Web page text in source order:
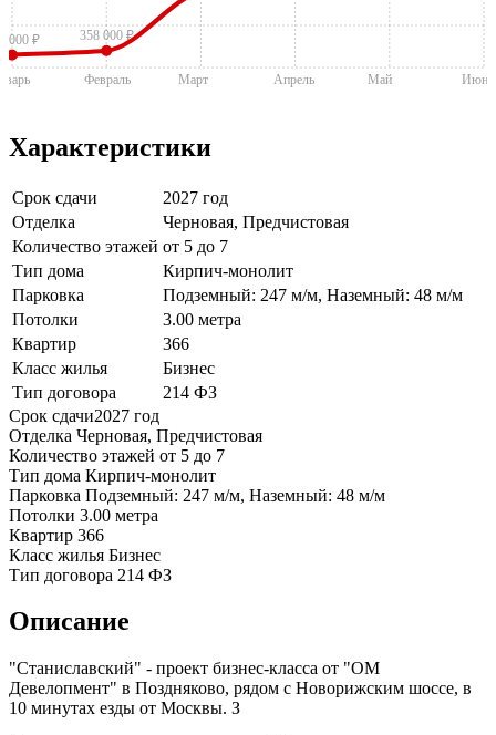
000 ₽ 358 000 ₽
Февраль Март Апрель Май Июнь
Характеристики
Срок сдачи
2027 год
Отделка
Черновая, Предчистовая
Количество этажей от 5 до 7
Тип дома
Кирпич-монолит
Парковка
Подземный: 247 м/м, Наземный: 48 м/м
Потолки
3.00 метра
Квартир
366
Класс жилья
Бизнес
Тип договора
214 ФЗ
Срок сдачи2027 год
Отделка Черновая, Предчистовая
Количество этажей от 5 до 7
Тип дома Кирпич-монолит
Парковка Подземный: 247 м/м, Наземный: 48 м/м
Потолки 3.00 метра
Квартир 366
Класс жилья Бизнес
Тип договора 214 ФЗ
Описание
"Станиславский" - проект бизнес-класса от "ОМ
Девелопмент" в Поздняково, рядом с Новорижским шоссе, в
10 минутах езды от Москвы. З